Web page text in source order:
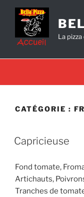
Aller
contenu
principal
La
CATÉGORIE :
Capricieuse
Fond tomate,
Artichauts,
Tranches de